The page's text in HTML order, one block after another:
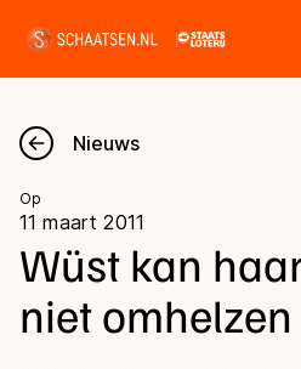
Nieuws
Kalender
Disciplines
Nieuws
Op
11 maart 2011
Wüst kan
niet omhelzen